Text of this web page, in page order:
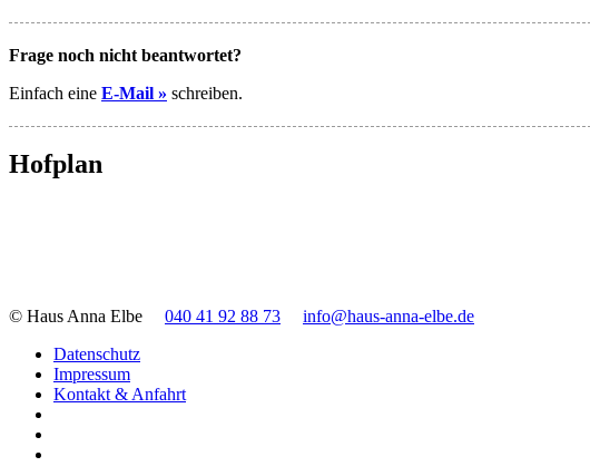
Frage noch nicht beantwortet?
Einfach eine E-Mail » schreiben.
Hofplan
© Haus Anna Elbe 040 41 92 88 73
info@haus-anna-elbe.de
Datenschutz
Impressum
Kontakt & Anfahrt